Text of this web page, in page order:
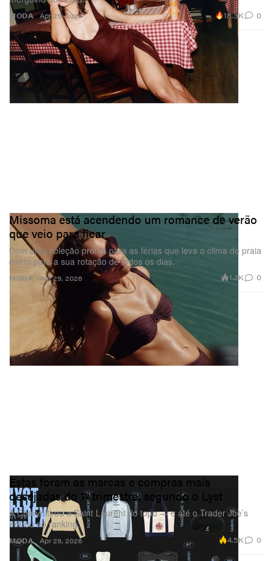
MODA Apr 29, 2026 18.3K 0
MODA
Missoma está acendendo um romance de verão
que veio para ficar
Com uma coleção pronta para as férias que leva o clima de praia
direto para a sua rotação de todos os dias.
Apr 29, 2026 1.2K 0
MODA
Estas foram as marcas e compras mais
desejadas do 1º trimestre, segundo o Lyst
A Chanel tirou a Saint Laurent do topo — e até o Trader Joe’s
entrou no ranking.
Apr 29, 2026 4.5K 0